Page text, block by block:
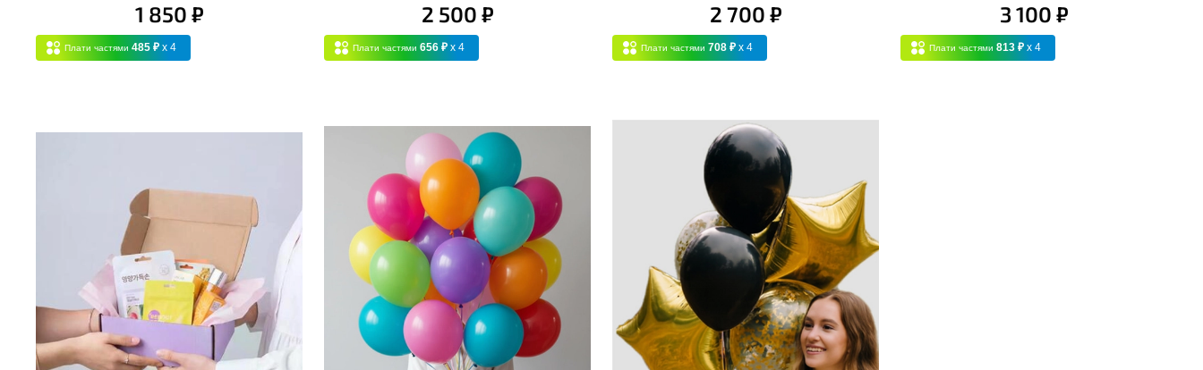
1 850 ₽
Плати частями 485 ₽ x 4
2 500 ₽
Плати частями 656 ₽ x 4
2 700 ₽
Плати частями 708 ₽ x 4
3 100 ₽
Плати частями 813 ₽ x 4